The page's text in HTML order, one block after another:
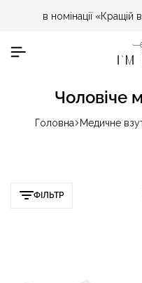
в номінації
Чоловіче
Головна Медичне
ФІЛЬТР